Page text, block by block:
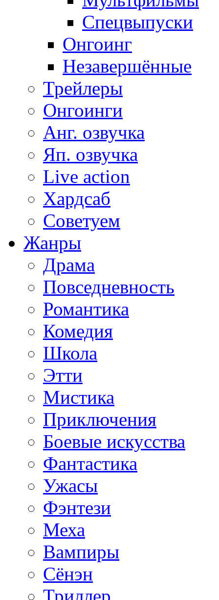
Спецвыпуски
Онгоинг
Незавершённые
Трейлеры
Онгоинги
Анг. озвучка
Яп. озвучка
Live action
Хардсаб
Советуем
Жанры
Драма
Повседневность
Романтика
Комедия
Школа
Этти
Мистика
Приключения
Боевые искусства
Фантастика
Ужасы
Фэнтези
Меха
Вампиры
Сёнэн
Триллер